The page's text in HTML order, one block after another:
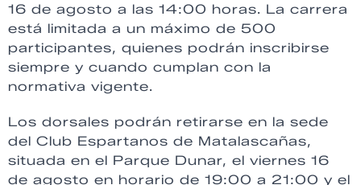
16 de agosto a las 14:00 horas. La carrera
está limitada a un máximo de 500
participantes, quienes podrán inscribirse
siempre y cuando cumplan con la
normativa vigente.
Los dorsales podrán retirarse en la sede
del Club Espartanos de Matalascañas,
situada en el Parque Dunar, el viernes 16
de agosto en horario de 19:00 a 21:00 y el